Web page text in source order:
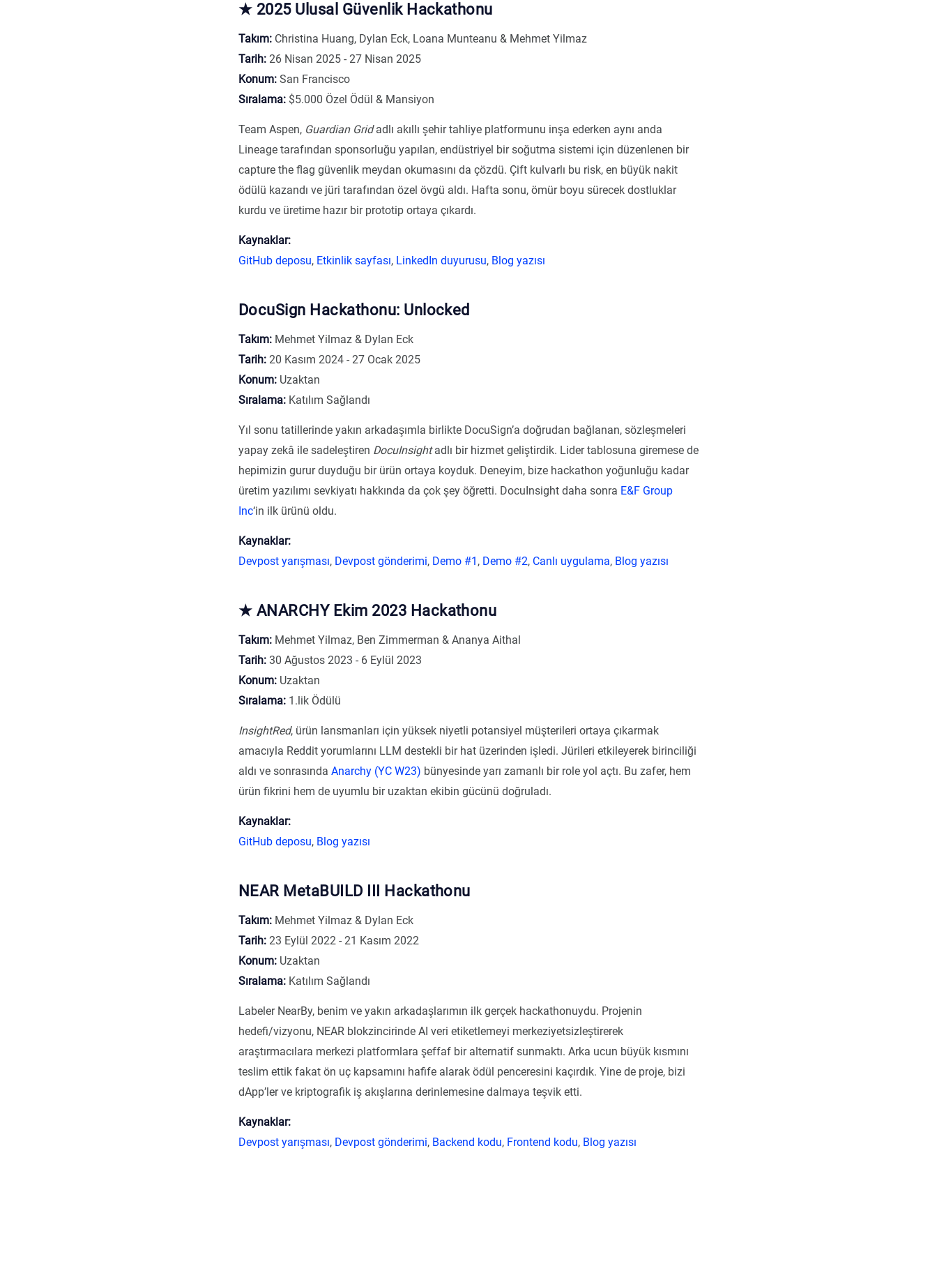
★ 2025 Ulusal Güvenlik Hackathonu
Takım: Christina Huang, Dylan Eck, Loana Munteanu & Mehmet Yilmaz
Tarih: 26 Nisan 2025 - 27 Nisan 2025
Konum: San Francisco
Sıralama: $5.000 Özel Ödül & Mansiyon
Team Aspen, Guardian Gridadlı akıllı şehir tahliye platformunu inşa ederken aynı anda
Lineage tarafından sponsorluğu yapılan, endüstriyel bir soğutma sistemi için düzenlenen bir
capture the flag güvenlik meydan okumasını da çözdü. Çift kulvarlı bu risk, en büyük nakit
ödülü kazandı ve jüri tarafından özel övgü aldı. Hafta sonu, ömür boyu sürecek dostluklar
kurdu ve üretime hazır bir prototip ortaya çıkardı.
Kaynaklar:
GitHub deposu, Etkinlik sayfası, LinkedIn duyurusu, Blog yazısı
DocuSign Hackathonu: Unlocked
Takım: Mehmet Yilmaz & Dylan Eck
Tarih: 20 Kasım 2024 - 27 Ocak 2025
Konum: Uzaktan
Sıralama: Katılım Sağlandı
Yıl sonu tatillerinde yakın arkadaşımla birlikte DocuSign’a doğrudan bağlanan, sözleşmeleri
yapay zekâ ile sadeleştiren DocuInsightadlı bir hizmet geliştirdik. Lider tablosuna giremese de
hepimizin gurur duyduğu bir ürün ortaya koyduk. Deneyim, bize hackathon yoğunluğu kadar
üretim yazılımı sevkiyatı hakkında da çok şey öğretti. DocuInsight daha sonra E&F Group
Inc‘in ilk ürünü oldu.
Kaynaklar:
Devpost yarışması, Devpost gönderimi, Demo #1 , Demo #2, Canlı uygulama, Blog yazısı
★ ANARCHY Ekim 2023 Hackathonu
Takım: Mehmet Yilmaz, Ben Zimmerman & Ananya Aithal
Tarih: 30 Ağustos 2023 - 6 Eylül 2023
Konum: Uzaktan
Sıralama: 1.lik Ödülü
InsightRed, ürün lansmanları için yüksek niyetli potansiyel müşterileri ortaya çıkarmak
amacıyla Reddit yorumlarını LLM destekli bir hat üzerinden işledi. Jürileri etkileyerek birinciliği
aldı ve sonrasında Anarchy (YC W23) bünyesinde yarı zamanlı bir role yol açtı. Bu zafer, hem
ürün fikrini hem de uyumlu bir uzaktan ekibin gücünü doğruladı.
Kaynaklar:
GitHub deposu, Blog yazısı
NEAR MetaBUILD III Hackathonu
Takım: Mehmet Yilmaz & Dylan Eck
Tarih: 23 Eylül 2022 - 21 Kasım 2022
Konum: Uzaktan
Sıralama: Katılım Sağlandı
Labeler NearBy, benim ve yakın arkadaşlarımın ilk gerçek hackathonuydu. Projenin
hedefi/vizyonu, NEAR blokzincirinde AI veri etiketlemeyi merkeziyetsizleştirerek
araştırmacılara merkezi platformlara şeffaf bir alternatif sunmaktı. Arka ucun büyük kısmını
teslim ettik fakat ön uç kapsamını hafife alarak ödül penceresini kaçırdık. Yine de proje, bizi
dApp’ler ve kriptografik iş akışlarına derinlemesine dalmaya teşvik etti.
Kaynaklar:
Devpost yarışması, Devpost gönderimi, Backend kodu, Frontend kodu, Blog yazısı